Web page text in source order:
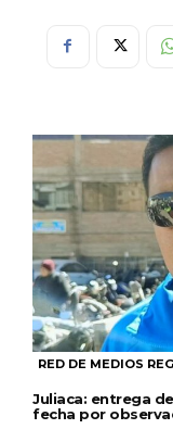
RED DE MEDIOS
Juliaca: entrega
fecha por